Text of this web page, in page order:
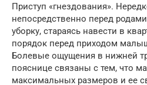
Приступ «гнездования».
непосредственно перед
уборку, стараясь навести в
порядок перед приходом
Болевые ощущения в нижней
пояснице связаны с тем, что
максимальных размеров и ее